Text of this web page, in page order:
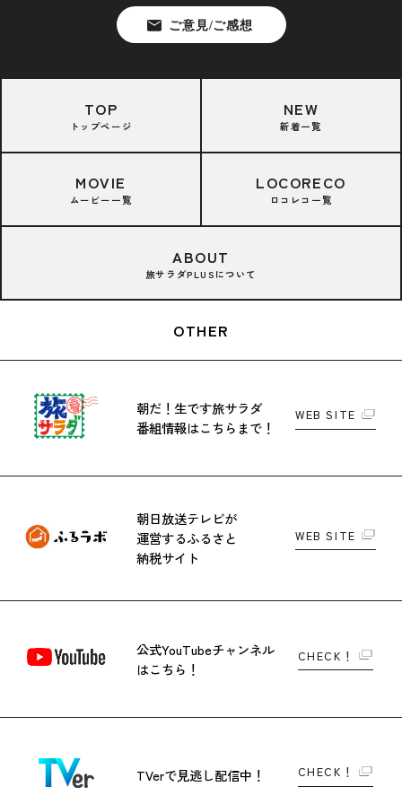
TOP
トップページ
NEW
新着一覧
MOVIE
ムービー一覧
LOCORECO
ロコレコ一覧
ABOUT
旅サラダPLUSについて
OTHER
朝だ！生です旅サラダ
番組情報はこちらまで！
WEB SITE
朝日放送テレビが
運営するふるさと
納税サイト
WEB SITE
公式YouTubeチャンネル
はこちら！
CHECK！
TVerで見逃し配信中！ CHECK！